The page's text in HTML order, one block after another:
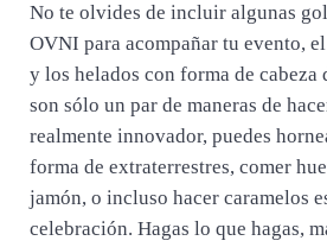
No te olvides de incluir algunas
OVNI para acompañar tu evento,
y los helados con forma de
son sólo un par de maneras de
realmente innovador, puedes
forma de extraterrestres, comer
jamón, o incluso hacer caramelos
celebración. Hagas lo que hagas,